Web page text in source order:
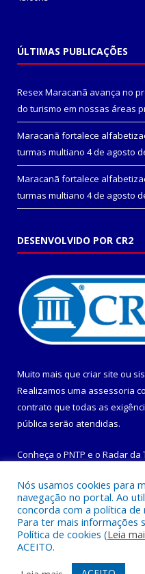
ÚLTIMAS PUBLICAÇÕES
Resex Maracanã avança no
do turismo em nossas áreas
Maracanã fortalece
turmas multiano 4 de agosto
Maracanã fortalece
turmas multiano 4 de agosto
DESENVOLVIDO POR CR2
Muito mais que criar site ou
Realizamos uma assessoria
contrato que todas as
pública serão atendidas.
Conheça o PNTP e o Radar da
Todos os direitos
Nós usamos cookies para
navegação no portal. Ao
concorda com a política
Para ter mais informações
Política de cookies (Leia
ACEITO.